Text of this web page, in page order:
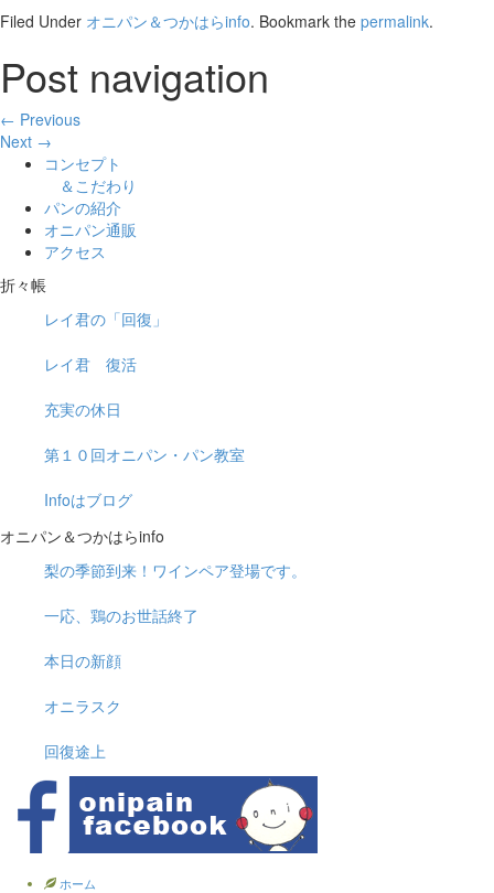
Filed Under オニパン＆つかはらinfo. Bookmark the permalink.
Post navigation
← Previous
Next →
コンセプト
＆こだわり
パンの紹介
オニパン通販
アクセス
折々帳
レイ君の「回復」
レイ君 復活
充実の休日
第１０回オニパン・パン教室
Infoはブログ
オニパン＆つかはらinfo
梨の季節到来！ワインペア登場です。
一応、鶏のお世話終了
本日の新顔
オニラスク
回復途上
ホーム